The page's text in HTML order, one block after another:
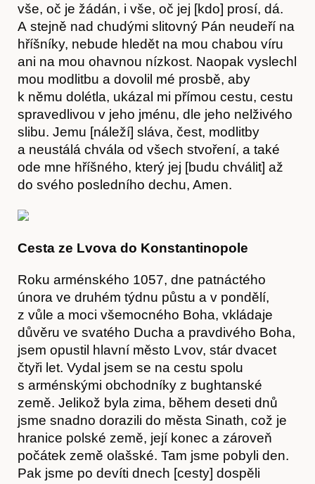
Časopis
vše, oč je žádán, i vše, oč jej [kdo] prosí, dá.
A stejně nad chudými slitovný Pán neudeří na
hříšníky, nebude hledět na mou chabou víru
ani na mou ohavnou nízkost. Naopak vyslechl
mou modlitbu a dovolil mé prosbě, aby
k němu dolétla, ukázal mi přímou cestu, cestu
spravedlivou v jeho jménu, dle jeho nelživého
slibu. Jemu [náleží] sláva, čest, modlitby
a neustálá chvála od všech stvoření, a také
ode mne hříšného, který jej [budu chválit] až
do svého posledního dechu, Amen.
Cesta ze Lvova do Konstantinopole
Roku arménského 1057, dne patnáctého
února ve druhém týdnu půstu a v pondělí,
z vůle a moci všemocného Boha, vkládaje
důvěru ve svatého Ducha a pravdivého Boha,
jsem opustil hlavní město Lvov, stár dvacet
čtyři let. Vydal jsem se na cestu spolu
s arménskými obchodníky z bughtanské
země. Jelikož byla zima, během deseti dnů
jsme snadno dorazili do města Sinath, což je
hranice polské země, její konec a zároveň
počátek země olašské. Tam jsme pobyli den.
Pak jsme po devíti dnech [cesty] dospěli